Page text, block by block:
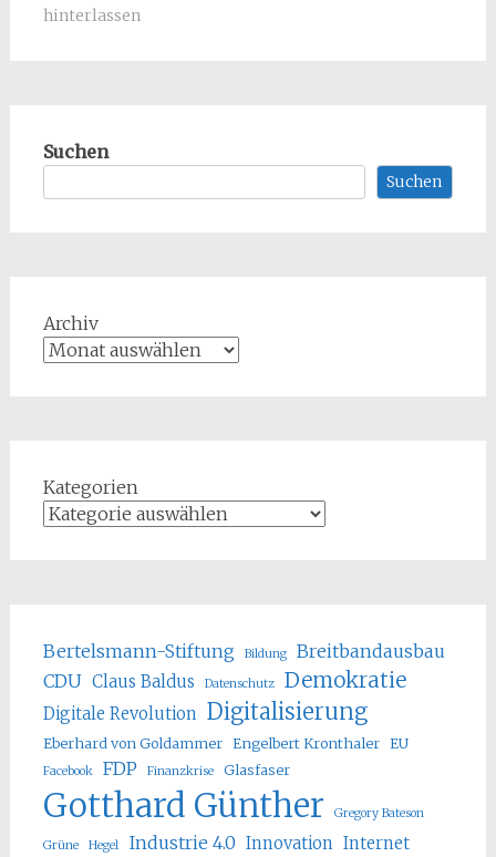
hinterlassen
Suchen
Suchen
Archiv
Kategorien
Bertelsmann-Stiftung Bildung
Breitbandausbau
CDU Claus Baldus Datenschutz Demokratie
Digitale Revolution Digitalisierung
Eberhard von Goldammer Engelbert Kronthaler EU
Facebook FDP Finanzkrise Glasfaser
Gotthard Günther Gregory Bateson
Grüne Hegel Industrie 4.0 Innovation Internet